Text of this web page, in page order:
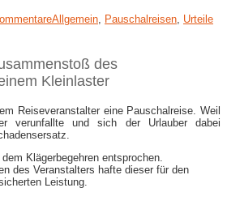
Allgemein Pauschalreisen Urteile
des
Kleinlaster
Reiseveranstalter eine Pauschalreise. Weil
verunfallte und sich der Urlauber dabei
Klägerbegehren entsprochen.
des Veranstalters hafte dieser für den
Leistung.